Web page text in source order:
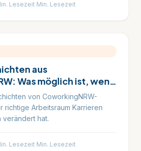
Lesezeit Min. Lesezeit
aus
Was möglich ist, wenn
Raum hat
von CoworkingNRW-
richtige Arbeitsraum Karrieren
verändert hat.
Lesezeit Min. Lesezeit